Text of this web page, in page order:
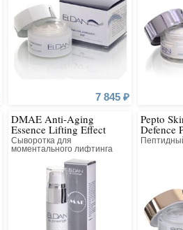
7 845 ₽
DMAE Anti-Aging
Essence Lifting Effect
Сыворотка для
моментального лифтинга
зрелой и атоничной кожи
Pepto
Defence
50+